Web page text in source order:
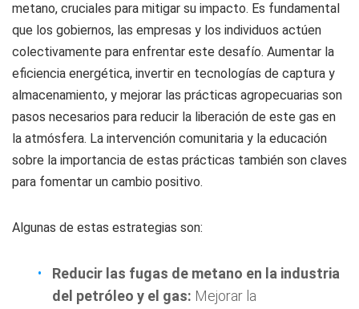
metano, cruciales para mitigar su impacto. Es fundamental
que los gobiernos, las empresas y los individuos actúen
colectivamente para enfrentar este desafío. Aumentar la
eficiencia energética, invertir en tecnologías de captura y
almacenamiento, y mejorar las prácticas agropecuarias son
pasos necesarios para reducir la liberación de este gas en
la atmósfera. La intervención comunitaria y la educación
sobre la importancia de estas prácticas también son claves
para fomentar un cambio positivo.
Algunas de estas estrategias son:
Reducir las fugas de metano en la industria
del petróleo y el gas: Mejorar la